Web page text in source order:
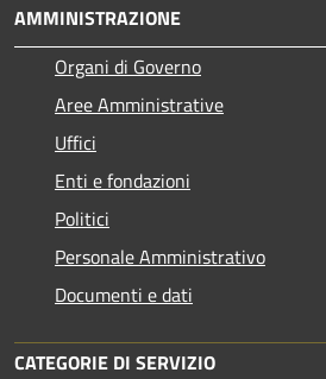
AMMINISTRAZIONE
Organi di Governo
Aree Amministrative
Uffici
Enti e fondazioni
Politici
Personale Amministrativo
Documenti e dati
CATEGORIE DI SERVIZIO